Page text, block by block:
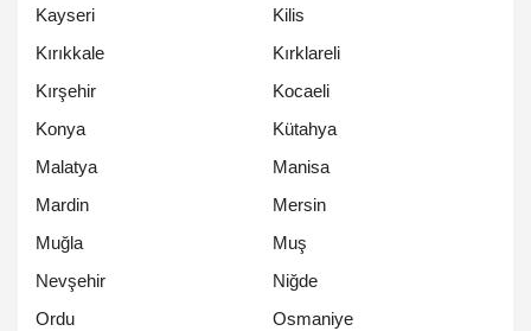
Kayseri
Kilis
Kırıkkale
Kırklareli
Kırşehir
Kocaeli
Konya
Kütahya
Malatya
Manisa
Mardin
Mersin
Muğla
Muş
Nevşehir
Niğde
Ordu
Osmaniye